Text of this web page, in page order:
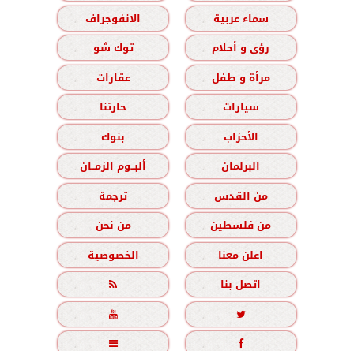
سماء عربية
الانفوجراف
رؤى و أحلام
توك شو
مرأة و طفل
عقارات
سيارات
حارتنا
الأحزاب
بنوك
البرلمان
ألبــوم الزمــان
من القدس
ترجمة
من فلسطين
من نحن
اعلن معنا
الخصوصية
اتصل بنا




